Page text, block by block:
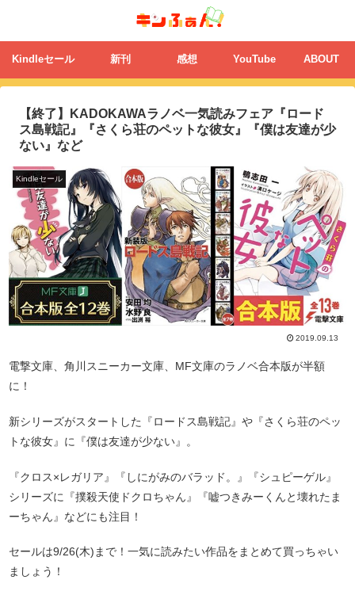
Kindleセール 新刊 感想 YouTube ABOUT
【終了】KADOKAWAラノベ一気読みフェア『ロード
ス島戦記』『さくら荘のペットな彼女』『僕は友達が少
ない』など
Kindleセール
2019.09.13
電撃文庫、角川スニーカー文庫、MF文庫のラノベ合本版が半額
に！
新シリーズがスタートした『ロードス島戦記』や『さくら荘のペッ
トな彼女』に『僕は友達が少ない』。
『クロス×レガリア』『しにがみのバラッド。』『シュピーゲル』
シリーズに『撲殺天使ドクロちゃん』『嘘つきみーくんと壊れたま
ーちゃん』などにも注目！
セールは9/26(木)まで！一気に読みたい作品をまとめて買っちゃい
ましょう！